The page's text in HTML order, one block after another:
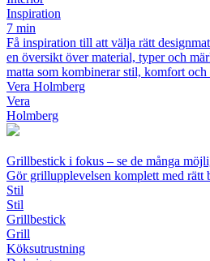
Inspiration
7 min
Få inspiration till att välja rätt
en översikt över material, typer och
matta som kombinerar stil, komfort
Vera Holmberg
Vera
Holmberg
Grillbestick i fokus – se de många
Gör grillupplevelsen komplett med rätt
Stil
Stil
Grillbestick
Grill
Köksutrustning